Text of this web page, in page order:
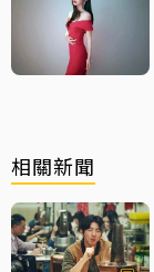
相關新聞